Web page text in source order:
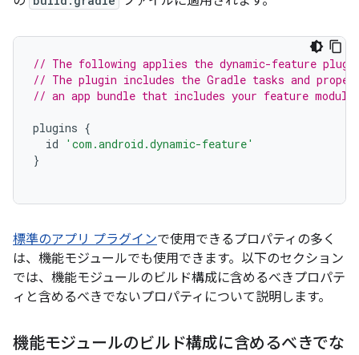
// The following applies the dynamic-feature
// The plugin includes the Gradle tasks and
// an app bundle that includes your feature
plugins {
id
'com.android.dynamic-feature'
}
標準のアプリ プラグインで使用できるプロパティの多く
は、機能モジュールでも使用できます。以下のセクション
では、機能モジュールのビルド構成に含めるべきプロパテ
ィと含めるべきでないプロパティについて説明します。
機能モジュールのビルド構成に含めるべきでな